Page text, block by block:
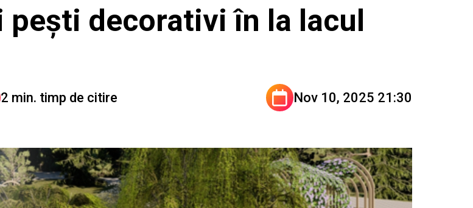
decorativi în la lacul
2 min. timp de citire Nov 10, 2025 21:30